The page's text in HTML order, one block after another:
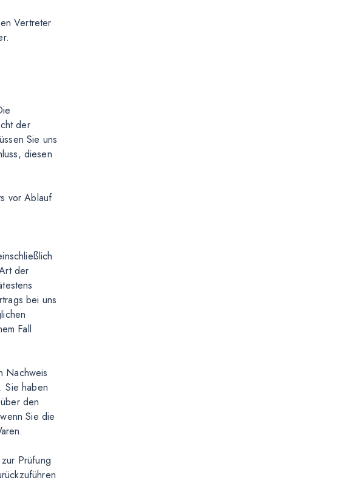
Vertreter
der
Sie uns
diesen
vor Ablauf
der
bei uns
Fall
Nachweis
Sie haben
den
Sie die
Prüfung